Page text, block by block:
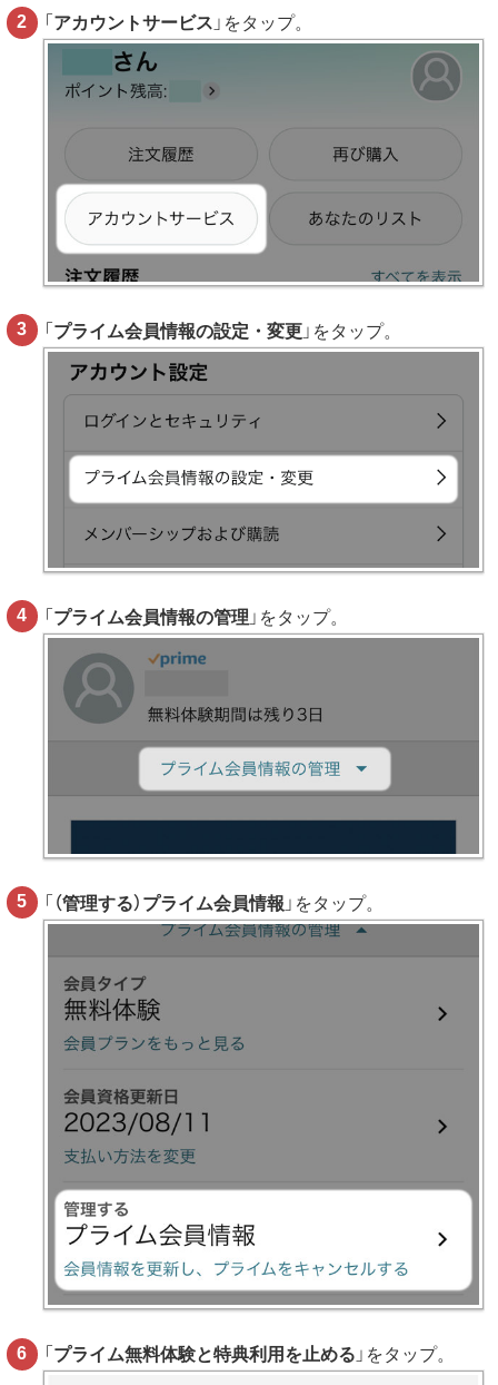
「 アカウントサービス 」をタップ。
「 プライム会員情報の設定・変更 」をタップ。
「 プライム会員情報の管理 」をタップ。
「 （管理する）プライム会員情報 」をタップ。
「 プライム無料体験と特典利用を止める 」をタップ。